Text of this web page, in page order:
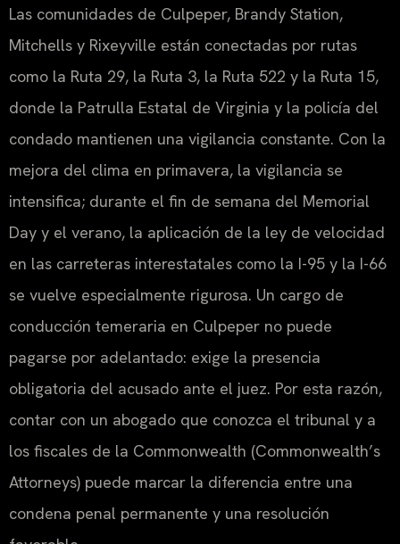
Las comunidades de Culpeper, Brandy Station,
Mitchells y Rixeyville están conectadas por rutas
como la Ruta 29, la Ruta 3, la Ruta 522 y la Ruta 15,
donde la Patrulla Estatal de Virginia y la policía del
condado mantienen una vigilancia constante. Con la
mejora del clima en primavera, la vigilancia se
intensifica; durante el fin de semana del Memorial
Day y el verano, la aplicación de la ley de velocidad
en las carreteras interestatales como la I-95 y la I-66
se vuelve especialmente rigurosa. Un cargo de
conducción temeraria en Culpeper no puede
pagarse por adelantado: exige la presencia
obligatoria del acusado ante el juez. Por esta razón,
contar con un abogado que conozca el tribunal y a
los fiscales de la Commonwealth (Commonwealth’s
Attorneys) puede marcar la diferencia entre una
condena penal permanente y una resolución